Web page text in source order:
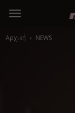
Αρχική NEWS